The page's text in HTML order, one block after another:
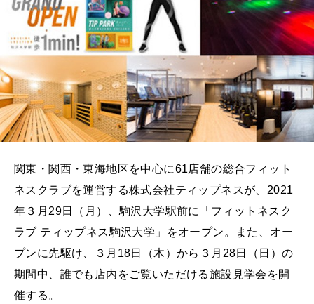
関東・関西・東海地区を中心に61店舗の総合フィット
ネスクラブを運営する株式会社ティップネスが、2021
年３月29日（月）、駒沢大学駅前に「フィットネスク
ラブ ティップネス駒沢大学」をオープン。また、オー
プンに先駆け、３月18日（木）から３月28日（日）の
期間中、誰でも店内をご覧いただける施設見学会を開
催する。